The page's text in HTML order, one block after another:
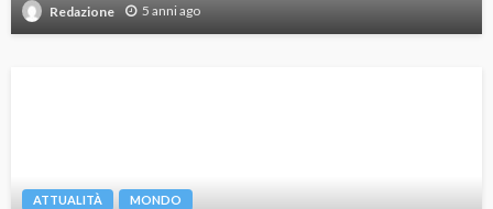
Redazione 5 anni ago
ATTUALITÀ MONDO